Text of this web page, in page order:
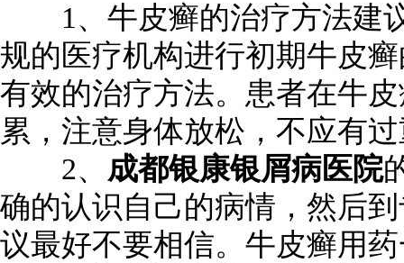
1、牛皮癣的治疗方法建
规的医疗机构进行初期牛皮
有效的治疗方法。患者在牛
累，注意身体放松，不应有
2、 成都银康银屑病医院
确的认识自己的病情，然后
议最好不要相信。牛皮癣用